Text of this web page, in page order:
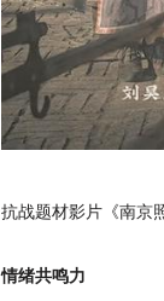
抗战题材影片《南京
情绪共鸣力